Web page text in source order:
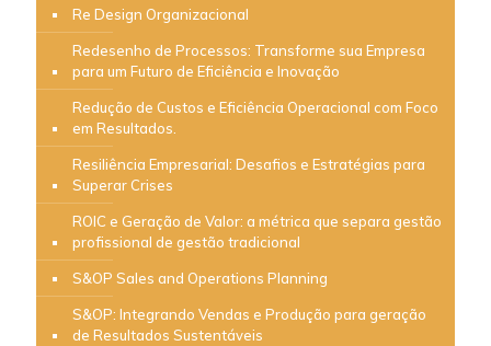
Re Design Organizacional
Redesenho de Processos: Transforme sua Empresa
para um Futuro de Eficiência e Inovação
Redução de Custos e Eficiência Operacional com Foco
em Resultados.
Resiliência Empresarial: Desafios e Estratégias para
Superar Crises
ROIC e Geração de Valor: a métrica que separa gestão
profissional de gestão tradicional
S&OP Sales and Operations Planning
S&OP: Integrando Vendas e Produção para geração
de Resultados Sustentáveis